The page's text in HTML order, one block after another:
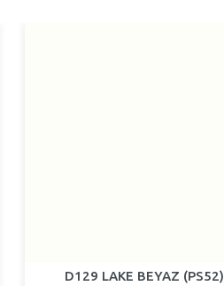
D129 LAKE BEYAZ (PS52)